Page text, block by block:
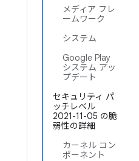
メディア フレ
ームワーク
システム
Google Play
システム アッ
プデート
セキュリティ パ
ッチレベル
2021-11-05 の脆
弱性の詳細
カーネル コン
ポーネント